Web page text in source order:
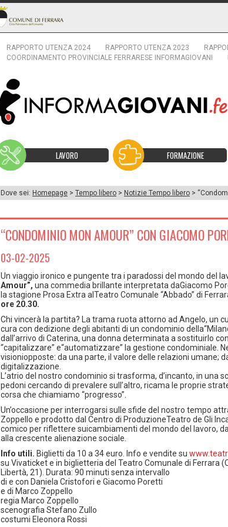
RAPPORTO UTENZA 2024 RAPPORTO UTENZA 2023
COORDINAMENTO PROVINCIALE FERRARESE INFORMAGIOVANI
LAVORO FORMAZIONE
Dove sei: Homepage > Tempo libero > Notizie Tempo libero >
“CONDOMINIO MON AMOUR” CON GIACOMO
03-02-2025
Un viaggio ironico e pungente tra i paradossi del mondo del
Amour”, una commedia brillante interpretata daGiacomo
la stagione Prosa Extra alTeatro Comunale “Abbado” di
ore 20.30.
Chi vincerà la partita? La trama ruota attorno ad Angelo, un
cura con dedizione degli abitanti di un condominio
dall’arrivo di Caterina, una donna determinata a sostituirlo
“capitalizzare” e“automatizzare” la gestione condominiale.
visioniopposte: da una parte, il valore delle relazioni umane;
digitalizzazione.
L’atrio del nostro condominio si trasforma, d’incanto, in una
pedoni cercando di prevalere sull’altro, ricama le proprie
corsa che chiamiamo “progresso”.
Un’occasione per interrogarsi sulle sfide del nostro tempo
Zoppello e prodotto dal Centro di ProduzioneTeatro de Gli
comico per riflettere suicambiamenti del mondo del lavoro,
alla crescente alienazione sociale.
Info utili. Biglietti da 10 a 34 euro. Info e vendite su
su Vivaticket e in biglietteria del Teatro Comunale di Ferrara
Libertà, 21). Durata: 90 minuti senza intervallo
di e con Daniela Cristofori e Giacomo Poretti
e di Marco Zoppello
regia Marco Zoppello
scenografia Stefano Zullo
costumi Eleonora Rossi